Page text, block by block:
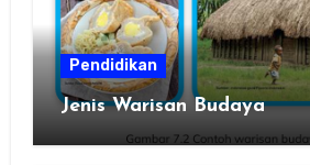
Pendidikan
Jenis Warisan Budaya